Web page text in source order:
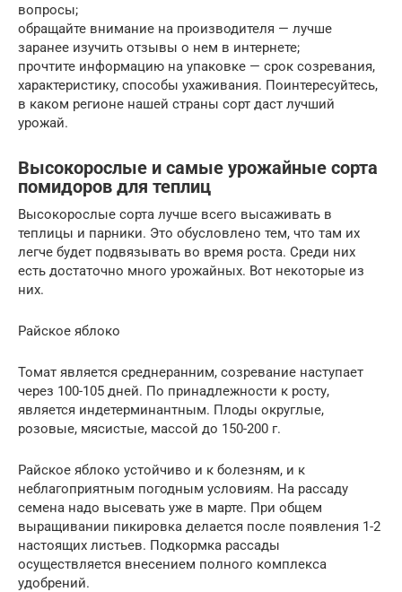
вопросы;
обращайте внимание на производителя — лучше
заранее изучить отзывы о нем в интернете;
прочтите информацию на упаковке — срок созревания,
характеристику, способы ухаживания. Поинтересуйтесь,
в каком регионе нашей страны сорт даст лучший
урожай.
Высокорослые и самые урожайные сорта
помидоров для теплиц
Высокорослые сорта лучше всего высаживать в
теплицы и парники. Это обусловлено тем, что там их
легче будет подвязывать во время роста. Среди них
есть достаточно много урожайных. Вот некоторые из
них.
Райское яблоко
Томат является среднеранним, созревание наступает
через 100-105 дней. По принадлежности к росту,
является индетерминантным. Плоды округлые,
розовые, мясистые, массой до 150-200 г.
Райское яблоко устойчиво и к болезням, и к
неблагоприятным погодным условиям. На рассаду
семена надо высевать уже в марте. При общем
выращивании пикировка делается после появления 1-2
настоящих листьев. Подкормка рассады
осуществляется внесением полного комплекса
удобрений.